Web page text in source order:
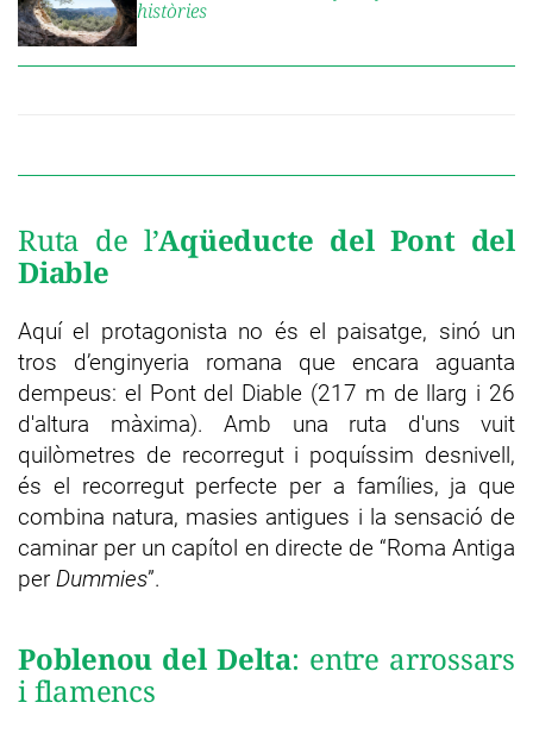
històries
Ruta de l’Aqüeducte del Pont del
Diable
Aquí el protagonista no és el paisatge, sinó un
tros d’enginyeria romana que encara aguanta
dempeus: el Pont del Diable (217 m de llarg i 26
d'altura màxima). Amb una ruta d'uns vuit
quilòmetres de recorregut i poquíssim desnivell,
és el recorregut perfecte per a famílies, ja que
combina natura, masies antigues i la sensació de
caminar per un capítol en directe de “Roma Antiga
per Dummies”.
Poblenou del Delta: entre arrossars
i flamencs